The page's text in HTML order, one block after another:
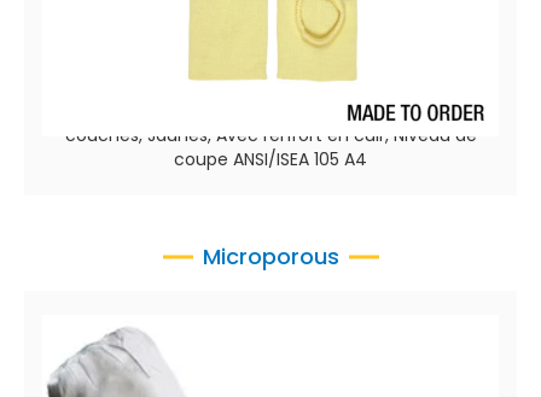
PrimaCut™ 68-203-14THL
Manches protection coupe légères aramide 2
couches, Jaunes, Avec renfort en cuir, Niveau de
coupe ANSI/ISEA 105 A4
Microporous